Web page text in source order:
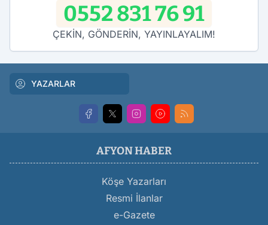
0552 831 76 91
ÇEKİN, GÖNDERİN, YAYINLAYALIM!
YAZARLAR
AFYON HABER
Köşe Yazarları
Resmi İlanlar
e-Gazete